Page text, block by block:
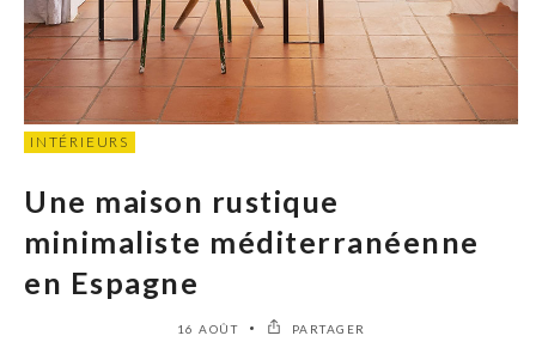
INTÉRIEURS
Une maison rustique
minimaliste méditerranéenne
en Espagne
16 AOÛT PARTAGER